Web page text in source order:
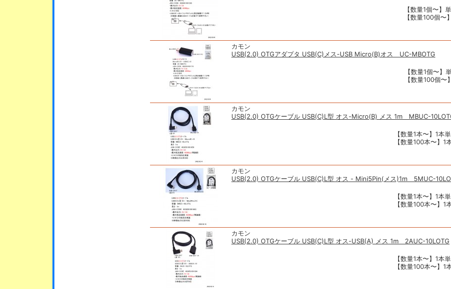
【数量1個〜】
【数量100個〜
カモン
USB(2.0) OTGアダプタ USB(C)メス-USB Micro(B)オス UC-MBOTG
【数量1個〜】
【数量100個〜
カモン
USB(2.0) OTGケーブル USB(C)L型 オス-Micro(B) メス 1m MBUC-
【数量1本〜】1本
【数量100本〜】1
カモン
USB(2.0) OTGケーブル USB(C)L型 オス - Mini5Pin(メス)1m 5MUC-
【数量1本〜】1本
【数量100本〜】1
カモン
USB(2.0) OTGケーブル USB(C)L型 オス-USB(A) メス 1m 2AUC-10LOTG
【数量1本〜】1本
【数量100本〜】1